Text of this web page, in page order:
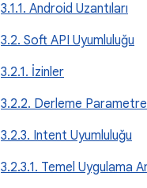
3.1.1. Android Uzantıları
3.2. Soft API Uyumluluğu
3.2.1. İzinler
3.2.2. Derleme
3.2.3. Intent Uyumluluğu
3.2.3.1. Temel Uygulama